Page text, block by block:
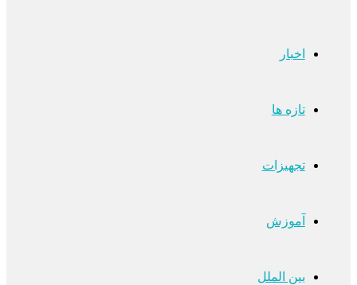
اخبار
تازه ها
تجهیزات
آموزش
بین الملل